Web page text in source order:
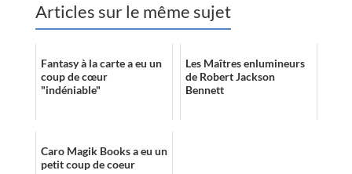
Articles sur le même sujet
Fantasy à la carte a eu un
coup de cœur
"indéniable"
Les Maîtres enlumineurs
de Robert Jackson
Bennett
Caro Magik Books a eu un
petit coup de coeur